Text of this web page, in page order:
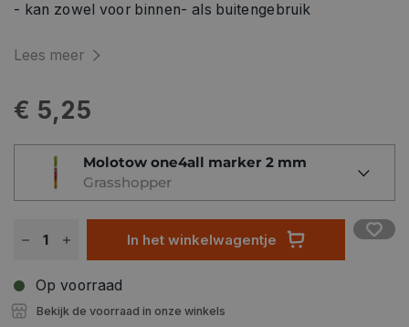
- kan zowel voor binnen- als buitengebruik
Lees meer
€ 5,25
Molotow one4all marker 2 mm
Grasshopper
In het winkelwagentje
Op voorraad
Bekijk de voorraad in onze winkels